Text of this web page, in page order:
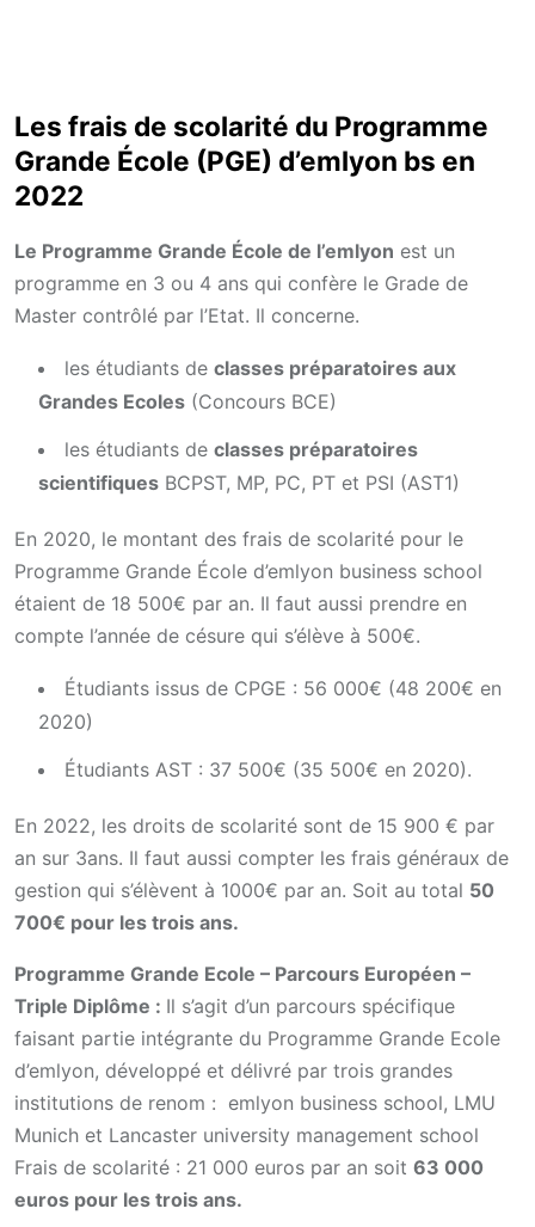
Les frais de scolarité du Programme
Grande École (PGE) d’emlyon bs en
2022
Le Programme Grande École de l’emlyon est un
programme en 3 ou 4 ans qui confère le Grade de
Master contrôlé par l’Etat. Il concerne.
les étudiants de classes préparatoires aux
Grandes Ecoles (Concours BCE)
les étudiants de classes préparatoires
scientifiques BCPST, MP, PC, PT et PSI (AST1)
En 2020, le montant des frais de scolarité pour le
Programme Grande École d’emlyon business school
étaient de 18 500€ par an. Il faut aussi prendre en
compte l’année de césure qui s’élève à 500€.
Étudiants issus de CPGE : 56 000€ (48 200€ en
2020)
Étudiants AST : 37 500€ (35 500€ en 2020).
En 2022, les droits de scolarité sont de 15 900 € par
an sur 3ans. Il faut aussi compter les frais généraux de
gestion qui s’élèvent à 1000€ par an. Soit au total 50
700€ pour les trois ans.
Programme Grande Ecole – Parcours Européen –
Triple Diplôme : Il s’agit d’un parcours spécifique
faisant partie intégrante du Programme Grande Ecole
d’emlyon, développé et délivré par trois grandes
institutions de renom : emlyon business school, LMU
Munich et Lancaster university management school
Frais de scolarité : 21 000 euros par an soit 63 000
euros pour les trois ans.